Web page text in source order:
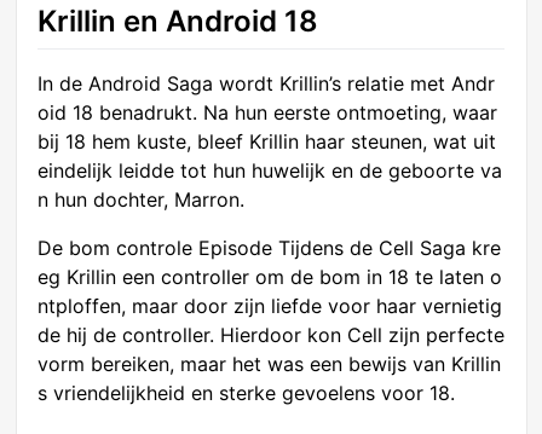
Krillin en Android 18
In de Android Saga wordt Krillin’s relatie met Andr
oid 18 benadrukt. Na hun eerste ontmoeting, waar
bij 18 hem kuste, bleef Krillin haar steunen, wat uit
eindelijk leidde tot hun huwelijk en de geboorte va
n hun dochter, Marron.
De bom controle Episode Tijdens de Cell Saga kre
eg Krillin een controller om de bom in 18 te laten o
ntploffen, maar door zijn liefde voor haar vernietig
de hij de controller. Hierdoor kon Cell zijn perfecte
vorm bereiken, maar het was een bewijs van Krillin
s vriendelijkheid en sterke gevoelens voor 18.